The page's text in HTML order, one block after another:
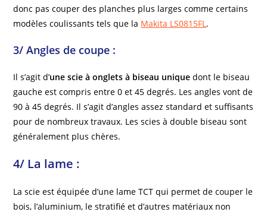
donc pas couper des planches plus larges comme certains
modèles coulissants tels que la Makita LS0815FL.
3/ Angles de coupe :
Il s’agit d’une scie à onglets à biseau uniquedont le biseau
gauche est compris entre 0 et 45 degrés. Les angles vont de
90 à 45 degrés. Il s’agit d’angles assez standard et suffisants
pour de nombreux travaux. Les scies à double biseau sont
généralement plus chères.
4/ La lame :
La scie est équipée d’une lame TCT qui permet de couper le
bois, l’aluminium, le stratifié et d’autres matériaux non